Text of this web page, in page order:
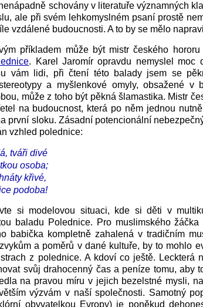
schovány v literatuře významných
ale při svém lehkomyslném psaní prostě
vzdálené budoucnosti. A to by se mělo
příkladem může být mistr českého
. Karel Jaromír opravdu nemyslel moc
vám lidi, při čtení této balady jsem se
a myšlenkové omyly, obsažené v
může z toho být pěkná šlamastika. Mistr
na budoucnost, která po něm jednou
první sloku. Zásadní potencionální
vzhled polednice:
tváři divé
osoba;
křivé,
podoba!
si modelovou situaci, kde si děti v
baladu Polednice. Pro muslimského
babička kompletně zahalená v tradičním
a poměrů v dané kultuře, by to mohlo
z polednice. A kdoví co ještě. Leckterá
svůj drahocenný čas a peníze tomu, aby
na pravou míru v jejich bezelstné mysli,
výzvám v naší společnosti. Samotný
obyvatelkou Evropy) je poněkud